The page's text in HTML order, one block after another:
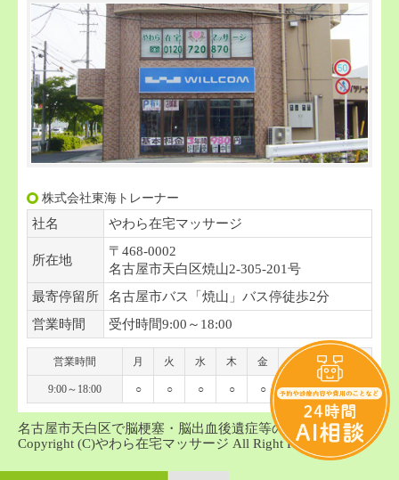
株式会社東海トレーナー
社名
やわら在宅マッサージ
所在地
〒468-0002
名古屋市天白区焼山2-305-201号
最寄停留所
名古屋市バス「焼山」バス停徒歩2分
営業時間
受付時間9:00～18:00
営業時間 月 火 水 木 金 土 日
9:00～18:00 ○ ○ ○ ○ ○ ○ - -
名古屋市天白区で脳梗塞・脳出血後遺症等の訪問マッサージ
Copyright (C)やわら在宅マッサージ All Right Reserved.